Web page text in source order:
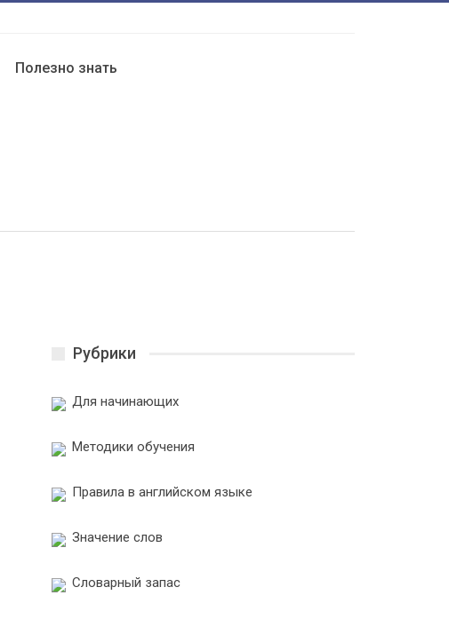
Полезно знать
Рубрики
Для начинающих
Методики обучения
Правила в английском языке
Значение слов
Словарный запас